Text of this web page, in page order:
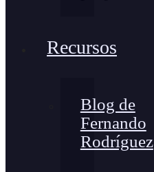
Recursos
Blog de
Fernando
Rodríguez